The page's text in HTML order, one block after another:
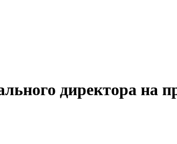
директора на